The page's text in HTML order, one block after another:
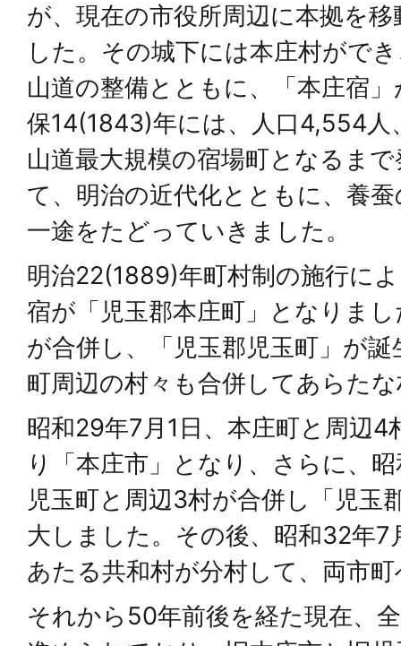
が、現在の市役所周辺に本拠を
した。その城下には本庄村がで
山道の整備とともに、「本庄宿
保14(1843)年には、人口4,554人
山道最大規模の宿場町となるま
て、明治の近代化とともに、養
一途をたどっていきました。
明治22(1889)年町村制の施行に
宿が「児玉郡本庄町」となりま
が合併し、「児玉郡児玉町」が
町周辺の村々も合併してあらた
昭和29年7月1日、本庄町と周辺4
り「本庄市」となり、さらに、
児玉町と周辺3村が合併し「児玉
大しました。その後、昭和32年7
あたる共和村が分村して、両市
それから50年前後を経た現在、